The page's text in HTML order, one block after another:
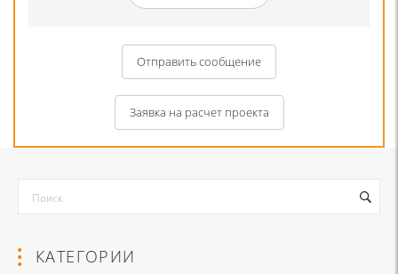
Отправить сообщение
Заявка на расчет проекта
КАТЕГОРИИ